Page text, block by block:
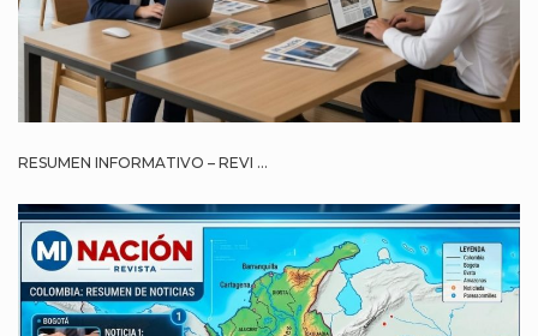
RESUMEN INFORMATIVO – REVI ...